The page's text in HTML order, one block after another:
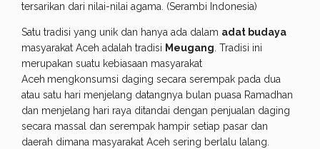
tersarikan dari nilai-nilai agama. (Serambi Indonesia)
Satu tradisi yang unik dan hanya ada dalam adat budaya
masyarakat Aceh adalah tradisi Meugang. Tradisi ini
merupakan suatu kebiasaan masyarakat
Aceh mengkonsumsi daging secara serempak pada dua
atau satu hari menjelang datangnya bulan puasa Ramadhan
dan menjelang hari raya ditandai dengan penjualan daging
secara massal dan serempak hampir setiap pasar dan
daerah dimana masyarakat Aceh sering berlalu lalang.